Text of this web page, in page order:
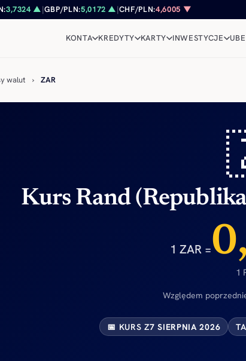
3,7324 ▲|GBP/PLN:5,0172 ▲|CHF/PLN:4,6005 ▼
KONTA KREDYTY KARTY INWESTYCJE
walut › ZAR
Kurs Rand
1 ZAR =
1
Względem
📅 KURS Z7 SIERPNIA 2026